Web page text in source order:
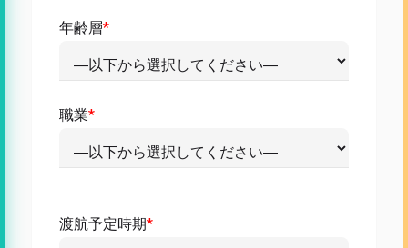
年齢層*
職業*
渡航予定時期*